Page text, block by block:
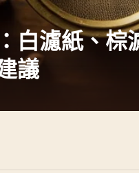
白濾紙、棕
議